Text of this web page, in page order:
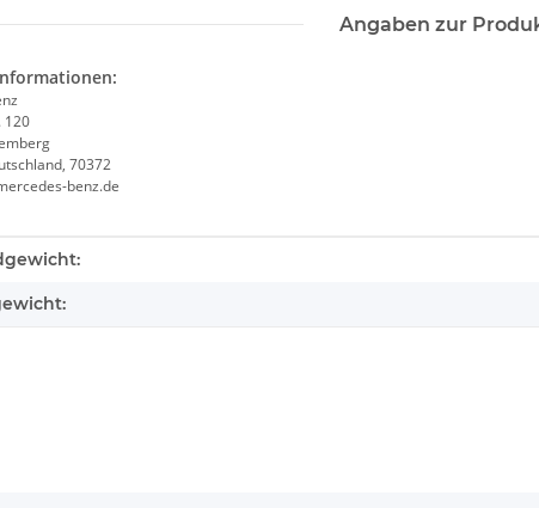
Angaben zur
120
70372
benz.de